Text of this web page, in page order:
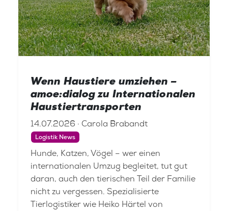
Wenn Haustiere umziehen –
amoe:dialog zu Internationalen
Haustiertransporten
14.07.2026 · Carola Brabandt
Logistik News
Hunde, Katzen, Vögel – wer einen
internationalen Umzug begleitet, tut gut
daran, auch den tierischen Teil der Familie
nicht zu vergessen. Spezialisierte
Tierlogistiker wie Heiko Härtel von